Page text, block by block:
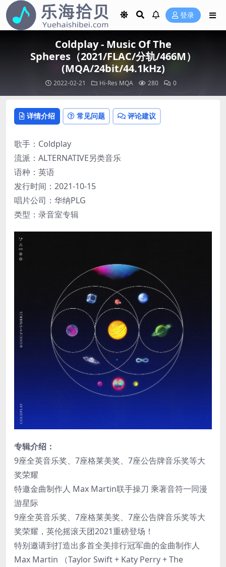
登录
Coldplay - Music Of The
Spheres（2021/FLAC/分轨/466M）
(MQA/24bit/44.1kHz)
2022-02-21 Hi-Res MQA 280 0
详情介绍 常见问题 评论建议
歌手：Coldplay
流派：ALTERNATIVE另类音乐
语种：英语
发行时间：2021-10-15
唱片公司：华纳PLG
类型：录音室专辑
专辑介绍：
9座全英音乐奖、7座格莱美奖、7座公告牌音乐奖等大
奖荣耀
特邀金曲制作人 Max Martin联手操刀 乘著音符一同漫
游星际
9座全英音乐奖、7座格莱美奖、7座公告牌音乐奖等大
奖荣耀，英伦摇滚天团2021重磅登场！
特别邀请到打造出多首全美排行冠军曲的金曲制作人
Max Martin （Taylor Swift + Katy Perry + The